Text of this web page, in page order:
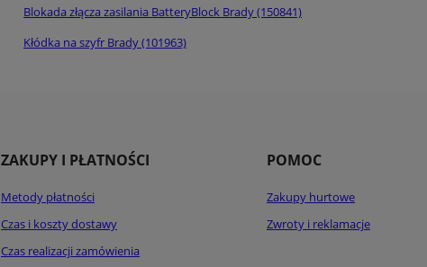
Blokada złącza zasilania BatteryBlock Brady (150841)
Kłódka na szyfr Brady (101963)
ZAKUPY I PŁATNOŚCI
Metody płatności
Czas i koszty dostawy
Czas realizacji zamówienia
POMOC
Zakupy hurtowe
Zwroty i reklamacje